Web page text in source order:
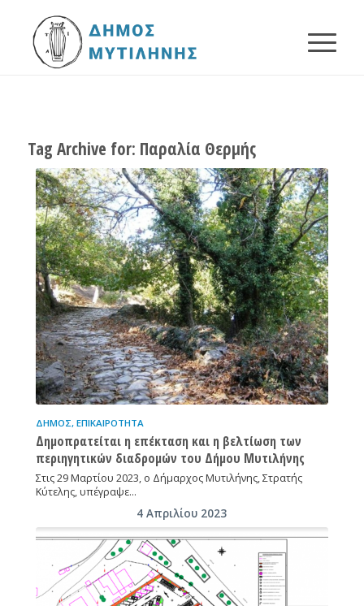
Tag Archive for: Παραλία Θερμής
ΔΉΜΟΣ, ΕΠΙΚΑΙΡΌΤΗΤΑ
Δημοπρατείται η επέκταση και η βελτίωση των
περιηγητικών διαδρομών του Δήμου Μυτιλήνης
Στις 29 Μαρτίου 2023, ο Δήμαρχος Μυτιλήνης, Στρατής
Κύτελης, υπέγραψε…
4 Απριλίου 2023